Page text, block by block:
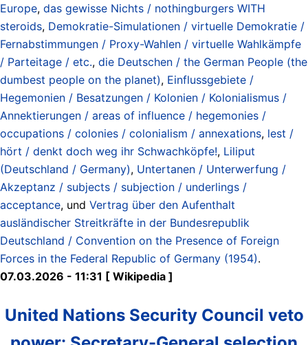
Europe, das gewisse Nichts / nothingburgers WITH
steroids, Demokratie-Simulationen / virtuelle Demokratie /
Fernabstimmungen / Proxy-Wahlen / virtuelle Wahlkämpfe
/ Parteitage / etc., die Deutschen / the German People (the
dumbest people on the planet), Einflussgebiete /
Hegemonien / Besatzungen / Kolonien / Kolonialismus /
Annektierungen / areas of influence / hegemonies /
occupations / colonies / colonialism / annexations, lest /
hört / denkt doch weg ihr Schwachköpfe!, Liliput
(Deutschland / Germany), Untertanen / Unterwerfung /
Akzeptanz / subjects / subjection / underlings /
acceptance, und Vertrag über den Aufenthalt
ausländischer Streitkräfte in der Bundesrepublik
Deutschland / Convention on the Presence of Foreign
Forces in the Federal Republic of Germany (1954).
07.03.2026 - 11:31 [ Wikipedia ]
United Nations Security Council veto